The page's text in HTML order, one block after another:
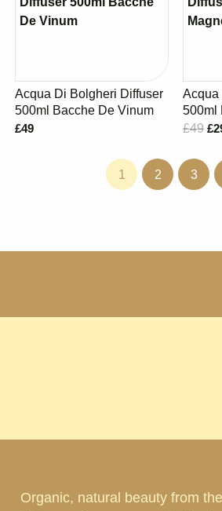
Acqua Di Bolgheri Diffuser
500ml Bacche De Vinum
£49
Acqua
500ml
£49
1 2 3
Organic, natural beauty from